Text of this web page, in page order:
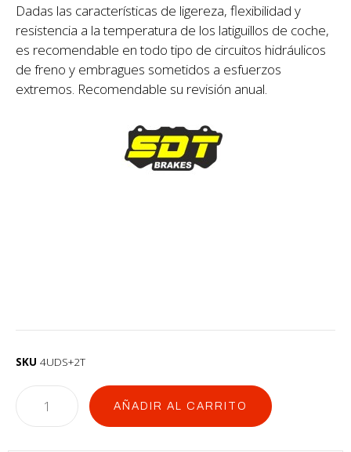
Dadas las características de ligereza, flexibilidad y
resistencia a la temperatura de los latiguillos de coche,
es recomendable en todo tipo de circuitos hidráulicos
de freno y embragues sometidos a esfuerzos
extremos. Recomendable su revisión anual.
SKU 4UDS+2T
AÑADIR AL CARRITO